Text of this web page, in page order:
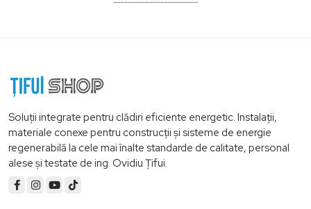
Soluții integrate pentru clădiri eficiente energetic. Instalații,
materiale conexe pentru construcții și sisteme de energie
regenerabilă la cele mai înalte standarde de calitate, personal
alese și testate de ing. Ovidiu Țifui.